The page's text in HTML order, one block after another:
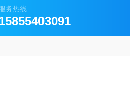
服务热线